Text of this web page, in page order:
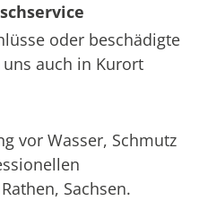
oder beschädigte
auch in Kurort
vor Wasser, Schmutz
Sachsen.